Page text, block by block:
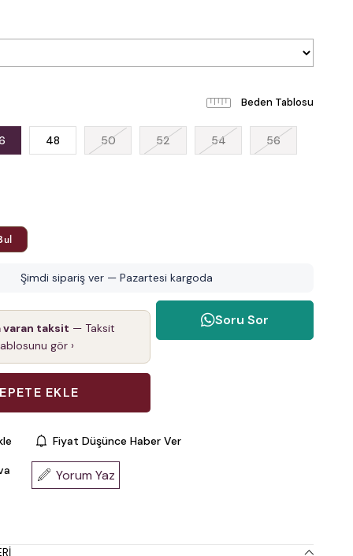
Beden Tablosu
48 50 52 54 56
Şimdi sipariş ver — Pazartesi kargoda
varan taksit — Taksit
gör ›
Soru Sor
Fiyat Düşünce Haber Ver
Yorum Yaz